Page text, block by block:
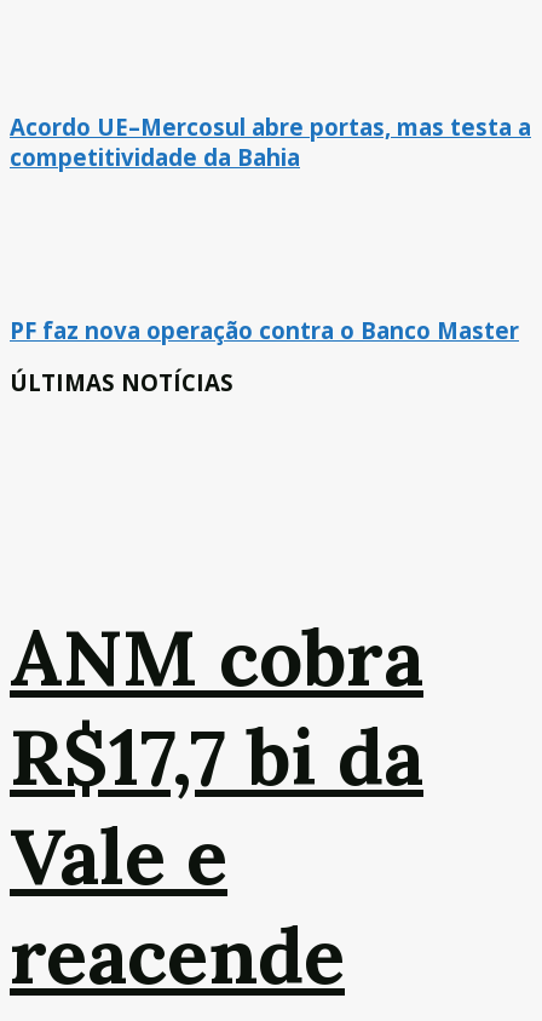
Acordo UE–Mercosul abre portas, mas testa a
competitividade da Bahia
PF faz nova operação contra o Banco Master
ÚLTIMAS NOTÍCIAS
ANM cobra
R$17,7 bi da
Vale e
reacende